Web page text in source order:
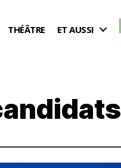
THÉÂTRE ET AUSSI